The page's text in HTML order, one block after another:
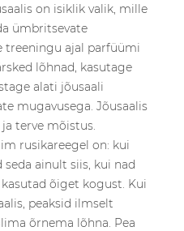
on isiklik valik, mille
ümbritsevate
treeningu ajal parfüümi
lõhnad, kasutage
alati jõusaali
mugavusega. Jõusaalis
terve mõistus.
rusikareegel on: kui
ainult siis, kui nad
õiget kogust. Kui
peaksid ilmselt
õrnema lõhna. Pea